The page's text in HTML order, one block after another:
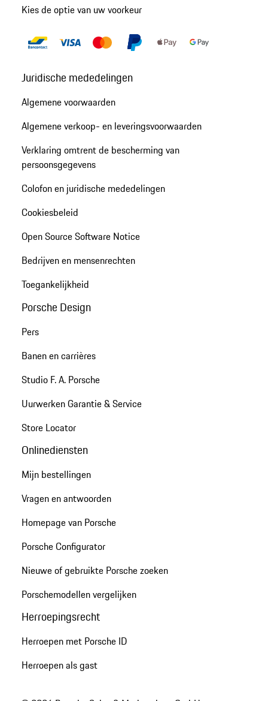
Kies de optie van uw voorkeur
Juridische mededelingen
Algemene voorwaarden
Algemene verkoop- en leveringsvoorwaarden
Verklaring omtrent de bescherming van
persoonsgegevens
Colofon en juridische mededelingen
Cookiesbeleid
Open Source Software Notice
Bedrijven en mensenrechten
Toegankelijkheid
Porsche Design
Pers
Banen en carrières
Studio F. A. Porsche
Uurwerken Garantie & Service
Store Locator
Onlinediensten
Mijn bestellingen
Vragen en antwoorden
Homepage van Porsche
Porsche Configurator
Nieuwe of gebruikte Porsche zoeken
Porschemodellen vergelijken
Herroepingsrecht
Herroepen met Porsche ID
Herroepen als gast